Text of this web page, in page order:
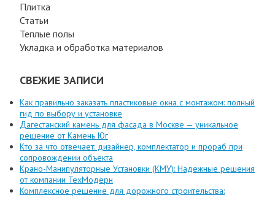
Плитка
Статьи
Теплые полы
Укладка и обработка материалов
СВЕЖИЕ ЗАПИСИ
Как правильно заказать пластиковые окна с монтажом: полный
гид по выбору и установке
Дагестанский камень для фасада в Москве — уникальное
решение от Камень Юг
Кто за что отвечает: дизайнер, комплектатор и прораб при
сопровождении объекта
Крано-Манипуляторные Установки (КМУ): Надежные решения
от компании ТехМодерн
Комплексное решение для дорожного строительства: